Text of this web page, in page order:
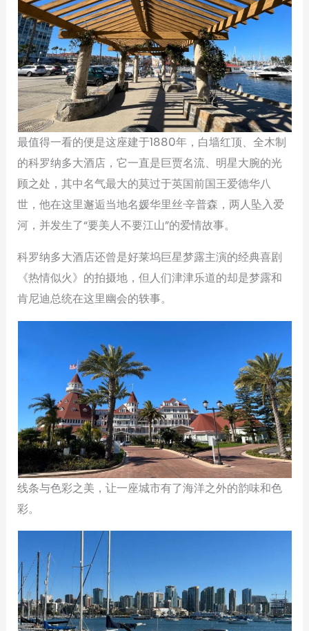
最值得一看的便是这座建于1880年，白墙红顶、全木制
的科罗纳多大酒店，它一直是巨贾名流、明星大腕的光
顾之处，其中名气最大的莫过于英国前国王爱德华八
世，他在这里邂逅当地名媛华里丝·辛普森，两人坠入爱
河，并发生了“要美人不要江山”的爱情故事。
科罗纳多大酒店还曾是好莱坞巨星梦露主演的经典喜剧
《热情似火》的拍摄地，但人们津津乐道的却是梦露和
肯尼迪总统在这里幽会的轶事。
线条与色彩之美，让一座城市有了海洋之外的韵味和色
彩。